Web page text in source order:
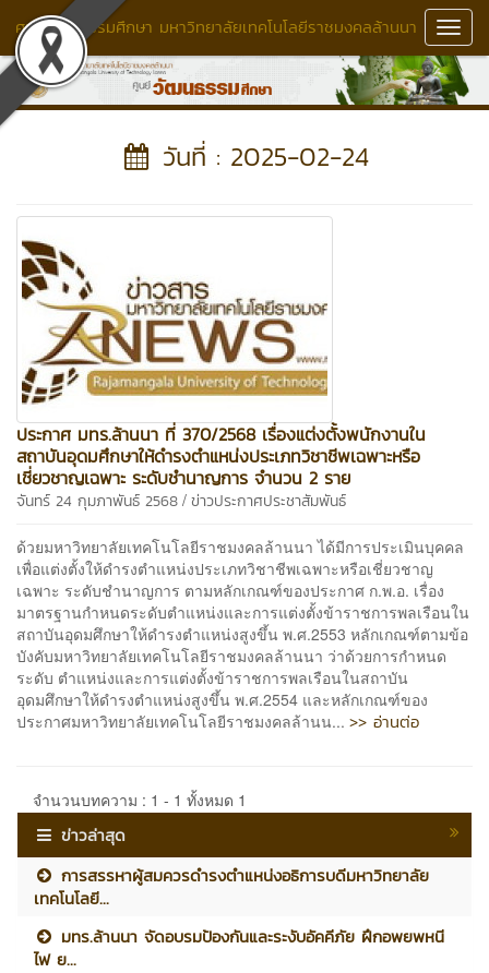
ศูนย์วัฒนธรรมศึกษา มหาวิทยาลัยเทคโนโลยีราชมงคลล้านนา
วันที่ : 2025-02-24
ประกาศ มทร.ล้านนา ที่ 370/2568 เรื่องแต่งตั้งพนักงานใน
สถาบันอุดมศึกษาให้ดำรงตำแหน่งประเภทวิชาชีพเฉพาะหรือ
เชี่ยวชาญเฉพาะ ระดับชำนาญการ จำนวน 2 ราย
จันทร์ 24 กุมภาพันธ์ 2568 / ข่าวประกาศประชาสัมพันธ์
ด้วยมหาวิทยาลัยเทคโนโลยีราชมงคลล้านนา ได้มีการประเมินบุคคล
เพื่อแต่งตั้งให้ดำรงตำแหน่งประเภทวิชาชีพเฉพาะหรือเชี่ยวชาญ
เฉพาะ ระดับชำนาญการ ตามหลักเกณฑ์ของประกาศ ก.พ.อ. เรื่อง
มาตรฐานกำหนดระดับตำแหน่งและการแต่งตั้งข้าราชการพลเรือนใน
สถาบันอุดมศึกษาให้ดำรงตำแหน่งสูงขึ้น พ.ศ.2553 หลักเกณฑ์ตามข้อ
บังคับมหาวิทยาลัยเทคโนโลยีราชมงคลล้านนา ว่าด้วยการกำหนด
ระดับ ตำแหน่งและการแต่งตั้งข้าราชการพลเรือนในสถาบัน
อุดมศึกษาให้ดำรงตำแหน่งสูงขึ้น พ.ศ.2554 และหลักเกณฑ์ของ
ประกาศมหาวิทยาลัยเทคโนโลยีราชมงคลล้านน... >> อ่านต่อ
จำนวนบทความ : 1 - 1 ทั้งหมด 1
ข่าวล่าสุด
การสรรหาผู้สมควรดำรงตำแหน่งอธิการบดีมหาวิทยาลัย
เทคโนโลยี...
มทร.ล้านนา จัดอบรมป้องกันและระงับอัคคีภัย ฝึกอพยพหนี
ไฟ ย...